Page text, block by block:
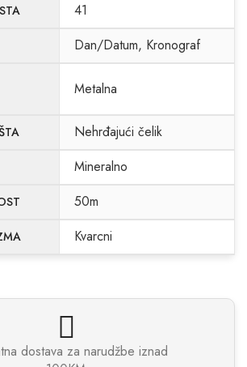
41
Dan/Datum, Kronograf
Metalna
Nehrđajući čelik
Mineralno
50m
Kvarcni
dostava za narudžbe iznad